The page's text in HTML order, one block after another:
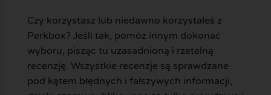
Czy korzystasz lub niedawno korzystałeś z
Perkbox? Jeśli tak, pomóż innym dokonać
wyboru, pisząc tu uzasadnioną i rzetelną
recenzję. Wszystkie recenzje są sprawdzane
pod kątem błędnych i fałszywych informacji,